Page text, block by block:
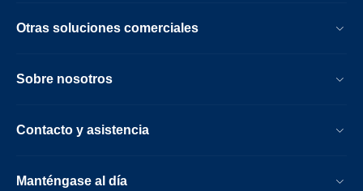
Otras soluciones comerciales
Sobre nosotros
Contacto y asistencia
Manténgase al día